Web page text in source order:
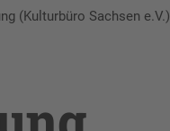
(Kulturbüro Sachsen e.V.)